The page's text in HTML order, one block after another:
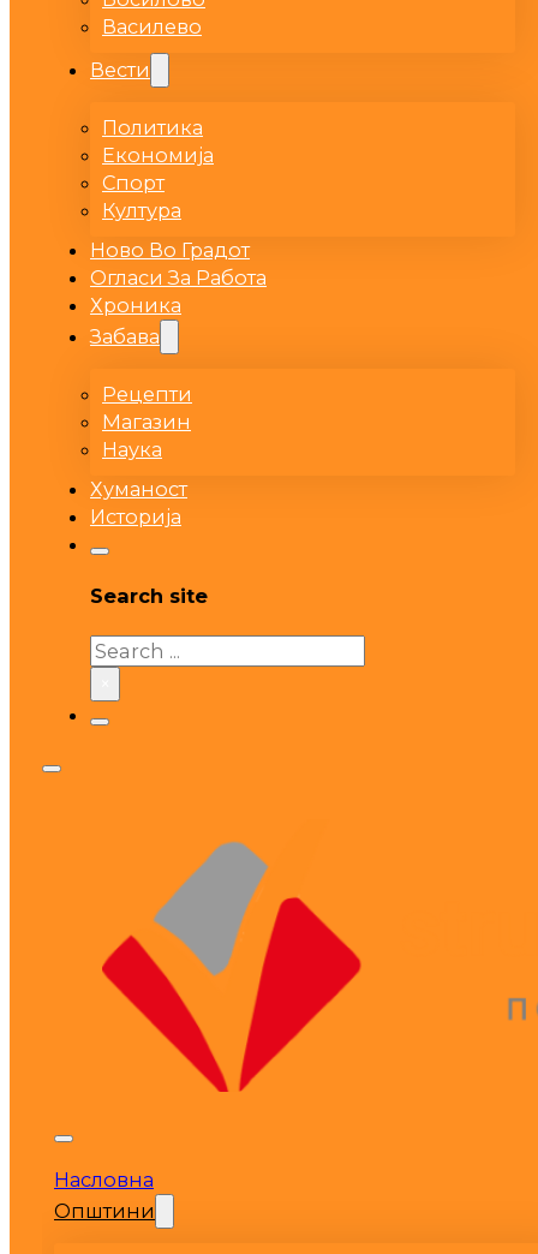
Василево
Вести
Политика
Економија
Спорт
Култура
Ново Во Градот
Огласи За Работа
Хроника
Забава
Рецепти
Магазин
Наука
Хуманост
Историја
Search site
Search
Насловна
Општини